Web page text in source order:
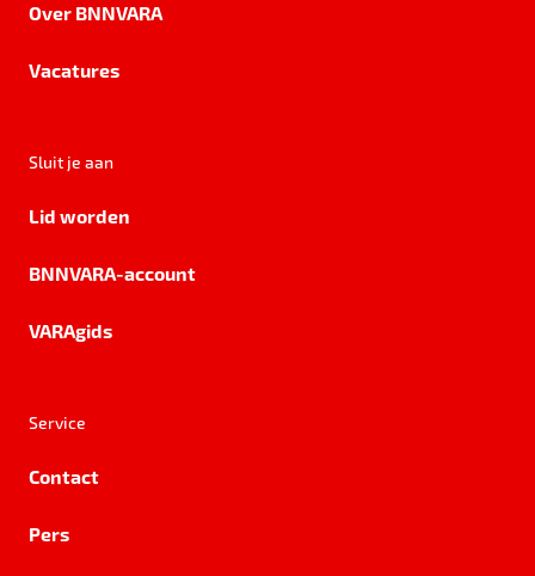
Over BNNVARA
Vacatures
Sluit je aan
Lid worden
BNNVARA-account
VARAgids
Service
Contact
Pers